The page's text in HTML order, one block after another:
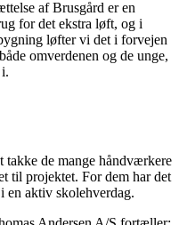
af Brusgård er en
for det ekstra løft, og i
løfter vi det i forvejen
omverdenen og de unge,
takke de mange håndværkere
til projektet. For dem har det
aktiv skolehverdag.